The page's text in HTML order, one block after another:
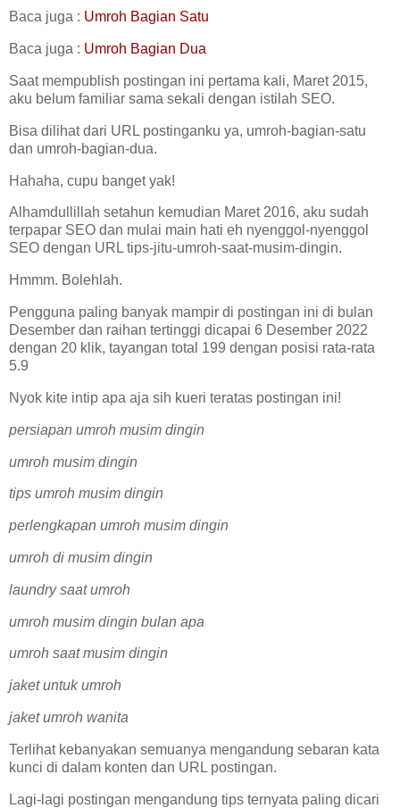
Baca juga : Umroh Bagian Satu
Baca juga : Umroh Bagian Dua
Saat mempublish postingan ini pertama kali, Maret 2015,
aku belum familiar sama sekali dengan istilah SEO.
Bisa dilihat dari URL postinganku ya, umroh-bagian-satu
dan umroh-bagian-dua.
Hahaha, cupu banget yak!
Alhamdullillah setahun kemudian Maret 2016, aku sudah
terpapar SEO dan mulai main hati eh nyenggol-nyenggol
SEO dengan URL tips-jitu-umroh-saat-musim-dingin.
Hmmm. Bolehlah.
Pengguna paling banyak mampir di postingan ini di bulan
Desember dan raihan tertinggi dicapai 6 Desember 2022
dengan 20 klik, tayangan total 199 dengan posisi rata-rata
5.9
Nyok kite intip apa aja sih kueri teratas postingan ini!
persiapan umroh musim dingin
umroh musim dingin
tips umroh musim dingin
perlengkapan umroh musim dingin
umroh di musim dingin
laundry saat umroh
umroh musim dingin bulan apa
umroh saat musim dingin
jaket untuk umroh
jaket umroh wanita
Terlihat kebanyakan semuanya mengandung sebaran kata
kunci di dalam konten dan URL postingan.
Lagi-lagi postingan mengandung tips ternyata paling dicari